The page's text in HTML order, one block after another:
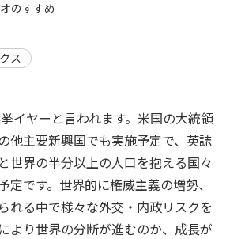
のすすめ
ス
イヤーと言われます。米国の大統領
他主要新興国でも実施予定で、英誌
世界の半分以上の人口を抱える国々
定です。世界的に権威主義の増勢、
れる中で様々な外交・内政リスクを
より世界の分断が進むのか、成長が